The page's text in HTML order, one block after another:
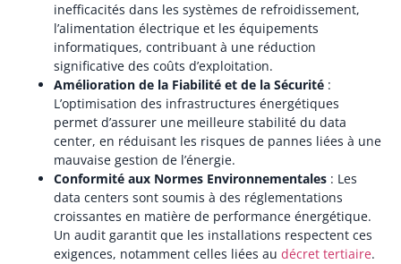
inefficacités dans les systèmes de refroidissement,
l’alimentation électrique et les équipements
informatiques, contribuant à une réduction
significative des coûts d’exploitation.
Amélioration de la Fiabilité et de la Sécurité :
L’optimisation des infrastructures énergétiques
permet d’assurer une meilleure stabilité du data
center, en réduisant les risques de pannes liées à une
mauvaise gestion de l’énergie.
Conformité aux Normes Environnementales : Les
data centers sont soumis à des réglementations
croissantes en matière de performance énergétique.
Un audit garantit que les installations respectent ces
exigences, notamment celles liées au décret tertiaire.